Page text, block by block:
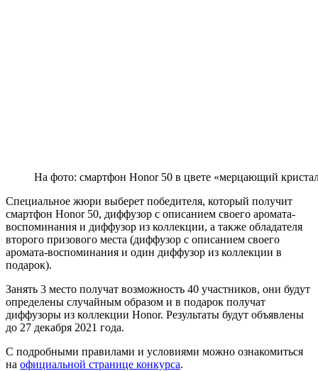
На фото: смартфон Honor 50 в цвете «мерцающий
Специальное жюри выберет победителя, который получит
смартфон Honor 50, диффузор с описанием своего аромата-
воспоминания и диффузор из коллекции, а также обладателя
второго призового места (диффузор с описанием своего
аромата-воспоминания и один диффузор из коллекции в
подарок).
Занять 3 место получат возможность 40 участников, они будут
определены случайным образом и в подарок получат
диффузоры из коллекции Honor. Результаты будут объявлены
до 27 декабря 2021 года.
С подробными правилами и условиями можно ознакомиться
на официальной странице конкурса.